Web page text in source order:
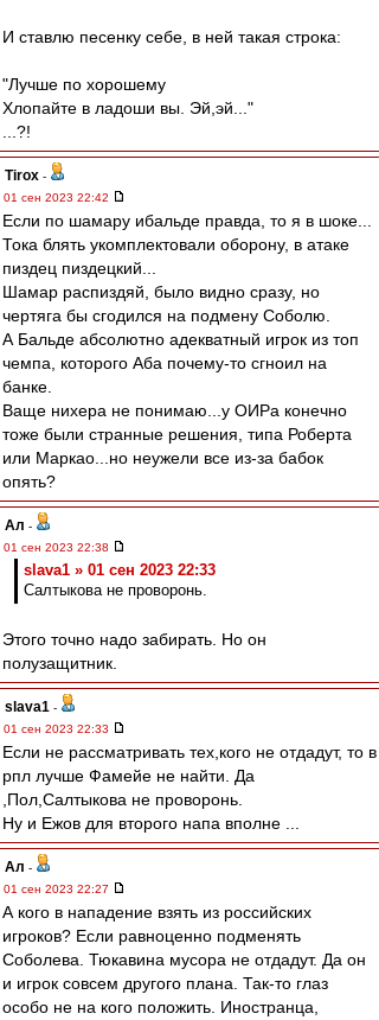
И ставлю песенку себе, в ней такая строка:
"Лучше по хорошему
Хлопайте в ладоши вы. Эй,эй..."
...?!
Tirox -
01 сен 2023 22:42
Если по шамару ибальде правда, то я в шоке...
Тока блять укомплектовали оборону, в атаке
пиздец пиздецкий...
Шамар распиздяй, было видно сразу, но
чертяга бы сгодился на подмену Соболю.
А Бальде абсолютно адекватный игрок из топ
чемпа, которого Аба почему-то сгноил на
банке.
Ваще нихера не понимаю...у ОИРа конечно
тоже были странные решения, типа Роберта
или Маркао...но неужели все из-за бабок
опять?
Ал -
01 сен 2023 22:38
slava1 » 01 сен 2023 22:33
Салтыкова не проворонь.
Этого точно надо забирать. Но он
полузащитник.
slava1 -
01 сен 2023 22:33
Если не рассматривать тех,кого не отдадут, то в
рпл лучше Фамейе не найти. Да
,Пол,Салтыкова не проворонь.
Ну и Ежов для второго напа вполне ...
Ал -
01 сен 2023 22:27
А кого в нападение взять из российских
игроков? Если равноценно подменять
Соболева. Тюкавина мусора не отдадут. Да он
и игрок совсем другого плана. Так-то глаз
особо не на кого положить. Иностранца,